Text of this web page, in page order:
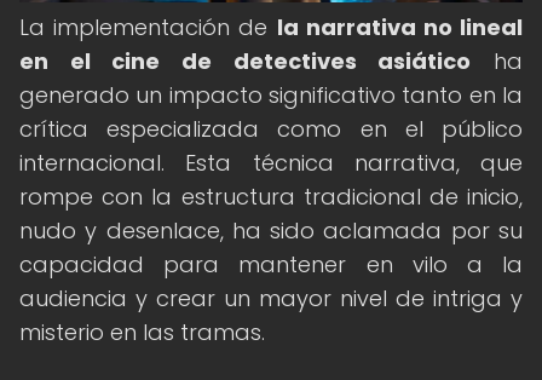
La implementación de la narrativa no lineal
en el cine de detectives asiático ha
generado un impacto significativo tanto en la
crítica especializada como en el público
internacional. Esta técnica narrativa, que
rompe con la estructura tradicional de inicio,
nudo y desenlace, ha sido aclamada por su
capacidad para mantener en vilo a la
audiencia y crear un mayor nivel de intriga y
misterio en las tramas.